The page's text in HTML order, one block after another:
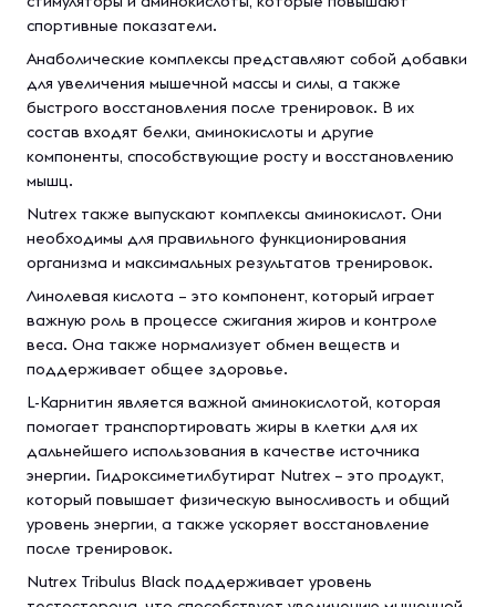
спортивные показатели.
Анаболические комплексы представляют собой добавки
для увеличения мышечной массы и силы, а также
быстрого восстановления после тренировок. В их
состав входят белки, аминокислоты и другие
компоненты, способствующие росту и восстановлению
мышц.
Nutrex также выпускают комплексы аминокислот. Они
необходимы для правильного функционирования
организма и максимальных результатов тренировок.
Линолевая кислота – это компонент, который играет
важную роль в процессе сжигания жиров и контроле
веса. Она также нормализует обмен веществ и
поддерживает общее здоровье.
L-Карнитин является важной аминокислотой, которая
помогает транспортировать жиры в клетки для их
дальнейшего использования в качестве источника
энергии. Гидроксиметилбутират Nutrex – это продукт,
который повышает физическую выносливость и общий
уровень энергии, а также ускоряет восстановление
после тренировок.
Nutrex Tribulus Black поддерживает уровень